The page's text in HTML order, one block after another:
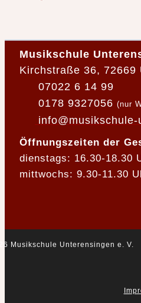
Musikschule
Kirchstraße 36, 72669
07022 6 14 99
0178 9327056 (nur
Öffnungszeiten der
dienstags: 16.30-18.30
mittwochs: 9.30-11.30
Musikschule Unterensingen e. V.